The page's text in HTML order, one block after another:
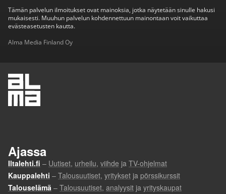
Tämän palvelun ilmoitukset ovat mainoksia, jotka näytetään sinulle hakusi
mukaisesti. Muuhun palvelun kohdennettuun mainontaan voit vaikuttaa
evästeasetusten kautta.
Alma Media Finland Oy